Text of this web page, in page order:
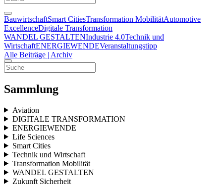
BauwirtschaftSmart CitiesTransformation MobilitätAutomotive
ExcellenceDigitale Transformation
WANDEL GESTALTENIndustrie 4.0Technik und
WirtschaftENERGIEWENDEVeranstaltungstipp
Alle Beiträge | Archiv
Sammlung
Aviation
DIGITALE TRANSFORMATION
ENERGIEWENDE
Life Sciences
Smart Cities
Technik und Wirtschaft
Transformation Mobilität
WANDEL GESTALTEN
Zukunft Sicherheit